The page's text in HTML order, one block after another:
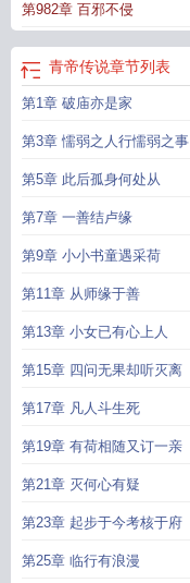
第982章 百邪不侵
青帝传说章节列表
第1章 破庙亦是家
第3章 懦弱之人行懦弱之事
第5章 此后孤身何处从
第7章 一善结卢缘
第9章 小小书童遇采荷
第11章 从师缘于善
第13章 小女已有心上人
第15章 四问无果却听灭离
第17章 凡人斗生死
第19章 有荷相随又订一亲
第21章 灭何心有疑
第23章 起步于今考核于府
第25章 临行有浪漫